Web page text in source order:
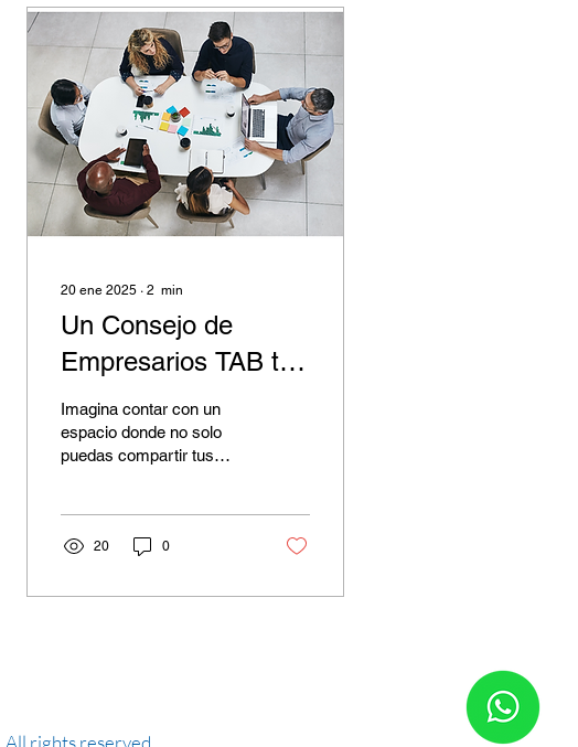
20 ene 2025 ∙ 2 min
Un Consejo de
Empresarios TAB te
ayudará a tomar
decisiones que
transformen tu
negocio
Imagina contar con un
espacio donde no solo
puedas compartir tus
20 0
rights reserved.